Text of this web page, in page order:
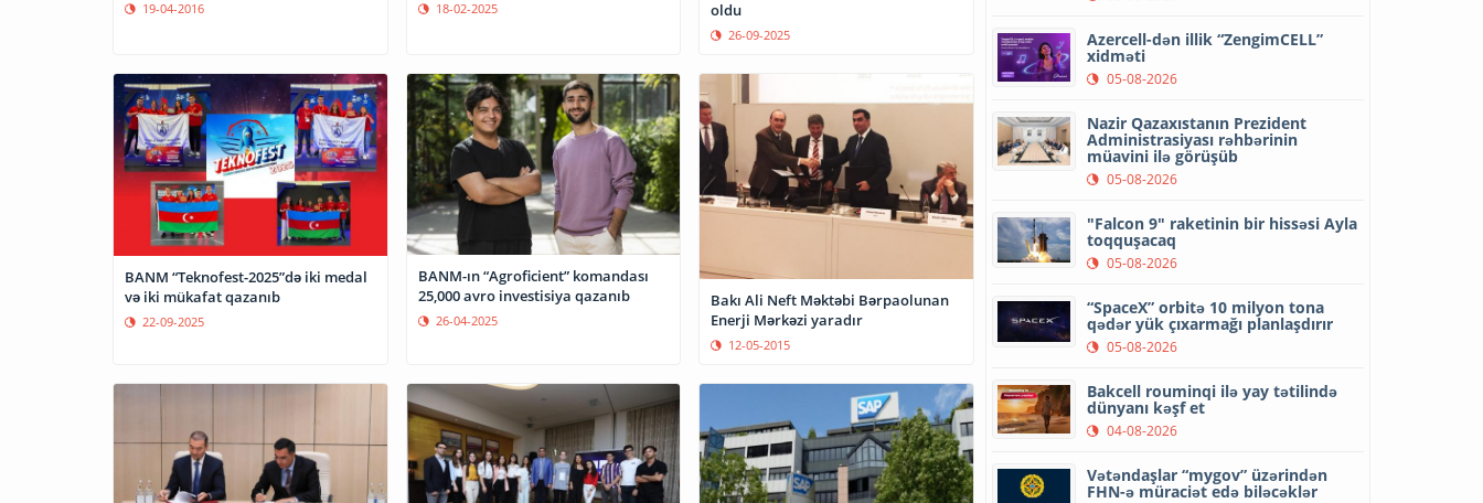
19-04-2016 18-02-2025
oldu
26-09-2025
BANM “Teknofest-2025”də iki medal
və iki mükafat qazanıb
22-09-2025
BANM-ın “Agroficient” komandası
25,000 avro investisiya qazanıb
26-04-2025
Bakı Ali Neft Məktəbi Bərpaolunan
Enerji Mərkəzi yaradır
12-05-2015
Azercell-dən illik “ZengimCELL”
xidməti
05-08-2026
Nazir Qazaxıstanın Prezident
Administrasiyası rəhbərinin
müavini ilə görüşüb
05-08-2026
"Falcon 9" raketinin bir hissəsi Ayla
toqquşacaq
05-08-2026
“SpaceX” orbitə 10 milyon tona
qədər yük çıxarmağı planlaşdırır
05-08-2026
Bakcell rouminqi ilə yay tətilində
dünyanı kəşf et
04-08-2026
Vətəndaşlar “mygov” üzərindən
FHN-ə müraciət edə biləcəklər